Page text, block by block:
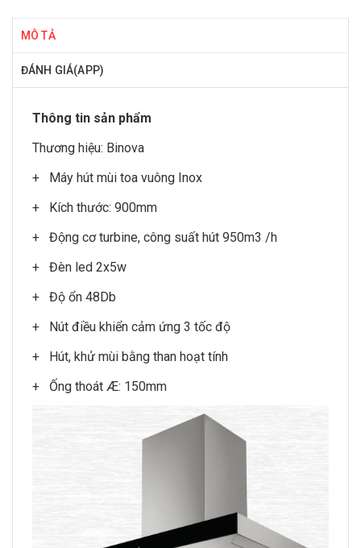
MÔ TẢ
ĐÁNH GIÁ(APP)
Thông tin sản phẩm
Thương hiệu: Binova
+ Máy hút mùi toa vuông Inox
+ Kích thước: 900mm
+ Động cơ turbine, công suất hút 950m3 /h
+ Đèn led 2x5w
+ Độ ổn 48Db
+ Nút điều khiển cảm ứng 3 tốc độ
+ Hút, khử mùi bằng than hoạt tính
+ Ống thoát Æ: 150mm